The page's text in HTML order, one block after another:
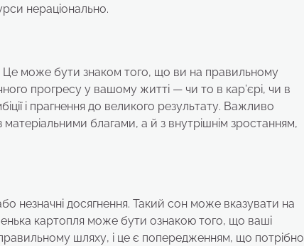
нераціонально.
Це може бути знаком того, що ви на правильному
прогресу у вашому житті — чи то в кар’єрі, чи в
і прагнення до великого результату. Важливо
благами, а й з внутрішнім зростанням,
незначні досягнення. Такий сон може вказувати на
картопля може бути ознакою того, що ваші
шляху, і це є попередженням, що потрібно